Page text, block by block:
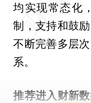
均实现常态化
制，支持和鼓
不断完善多层
系。
推荐进入 财新